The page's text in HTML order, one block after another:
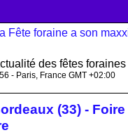
des fêtes
- Paris, France GMT +02:00
(33) -